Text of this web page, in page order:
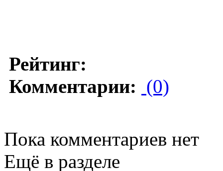
Рейтинг:
Комментарии: (0)
Пока комментариев нет
Ещё в разделе